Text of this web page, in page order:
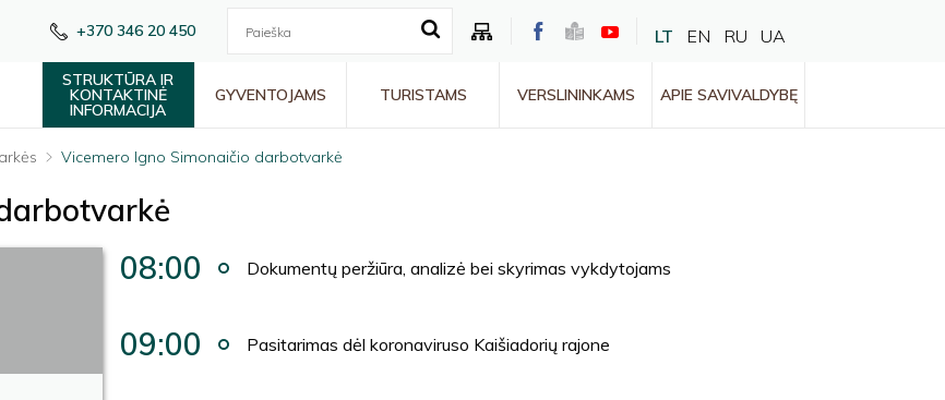
+370 346 20 450 LT EN RU UA
STRUKTŪRA IR
KONTAKTINĖ
INFORMACIJA
GYVENTOJAMS TURISTAMS VERSLININKAMS APIE SAVIVALDYBĘ
Vicemero Igno Simonaičio darbotvarkė
08:00 Dokumentų peržiūra, analizė bei skyrimas vykdytojams
09:00 Pasitarimas dėl koronaviruso Kaišiadorių rajone